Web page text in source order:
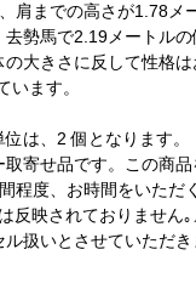
肩までの高さが1.78メ
勢馬で2.19メートル
大きさに反して性格
います。
は、2 個となります。
取寄せ品です。この商
程度、お時間をいただ
反映されておりません
扱いとさせていただき